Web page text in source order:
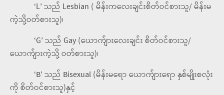
‘L’ သည် Lesbian ( မိန်းက​လေးချင်း​စိတ်​ဝင်​စားသူ/ မိန်းမ
ကဲ့သို့ဝတ်​စားသူ)၊
‘G’ သည် Gay (​ယောက်ျား​လေးချင်း စိတ်​ဝင်​စားသူ/
ယောက်ျားကဲ့သို့ ဝတ်​စားသူ)၊
‘B’ သည် Bisexual (မိန်းမ​ရော ​ယောက်ျား​ရော နှစ်မျိုးစလုံး
ကို စိတ်​ဝင်​စားသူ)နှင့်